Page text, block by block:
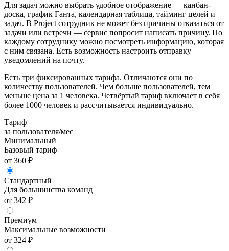
Для задач можно выбрать удобное отображение — канбан-
доска, график Ганта, календарная таблица, тайминг целей и
задач. В Project сотрудник не может без причины отказаться от
задачи или встречи — сервис попросит написать причину. По
каждому сотруднику можно посмотреть информацию, которая
с ним связана. Есть возможность настроить отправку
уведомлений на почту.
Есть три фиксированных тарифа. Отличаются они по
количеству пользователей. Чем больше пользователей, тем
меньше цена за 1 человека. Четвёртый тариф включает в себя
более 1000 человек и рассчитывается индивидуально.
Тариф
за пользователя/мес
Минимальный
Базовый тариф
от 360 ₽
Стандартный
Для большинства команд
от 342 ₽
Премиум
Максимальные возможности
от 324 ₽